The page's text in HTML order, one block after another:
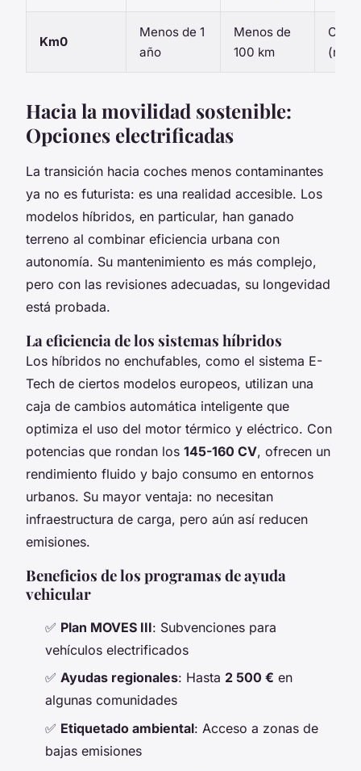
Km0
Menos de 1
año
Menos de
100 km
Hacia la movilidad sostenible:
Opciones electrificadas
La transición hacia coches menos contaminantes
ya no es futurista: es una realidad accesible. Los
modelos híbridos, en particular, han ganado
terreno al combinar eficiencia urbana con
autonomía. Su mantenimiento es más complejo,
pero con las revisiones adecuadas, su longevidad
está probada.
La eficiencia de los sistemas híbridos
Los híbridos no enchufables, como el sistema E-
Tech de ciertos modelos europeos, utilizan una
caja de cambios automática inteligente que
optimiza el uso del motor térmico y eléctrico. Con
potencias que rondan los 145-160 CV, ofrecen un
rendimiento fluido y bajo consumo en entornos
urbanos. Su mayor ventaja: no necesitan
infraestructura de carga, pero aún así reducen
emisiones.
Beneficios de los programas de ayuda
vehicular
✅ Plan MOVES III: Subvenciones para
vehículos electrificados
✅ Ayudas regionales: Hasta 2 500 € en
algunas comunidades
✅ Etiquetado ambiental: Acceso a zonas de
bajas emisiones